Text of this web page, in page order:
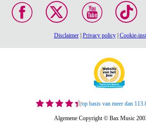
Disclaimer| Privacy policy| Cookie-
op basis van meer dan
Algemene Copyright © Bax Music